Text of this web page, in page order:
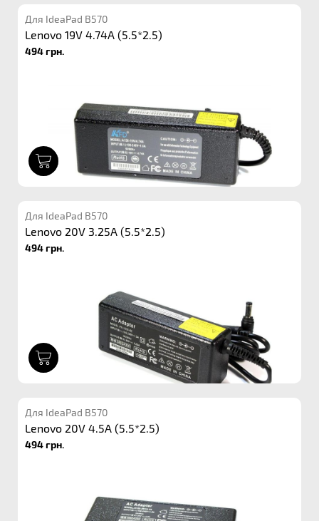
Для IdeaPad B570
Lenovo 19V 4.74A (5.5*2.5)
494 грн.
Для IdeaPad B570
Lenovo 20V 3.25A (5.5*2.5)
494 грн.
Для IdeaPad B570
Lenovo 20V 4.5A (5.5*2.5)
494 грн.